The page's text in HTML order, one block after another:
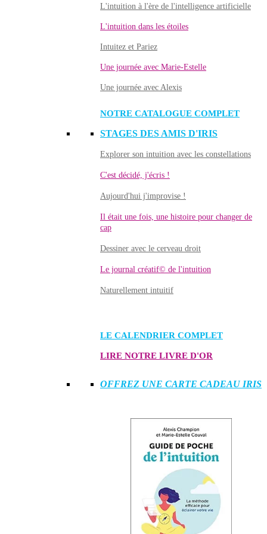
L'intuition à l'ère de l'intelligence artificielle
L'intuition dans les étoiles
Intuitez et Pariez
Une journée avec Marie-Estelle
Une journée avec Alexis
NOTRE CATALOGUE COMPLET
STAGES DES AMIS D'IRIS
Explorer son intuition avec les constellations
C'est décidé, j'écris !
Aujourd'hui j'improvise !
Il était une fois, une histoire pour changer de
cap
Dessiner avec le cerveau droit
Le journal créatif© de l'intuition
Naturellement intuitif
LE CALENDRIER COMPLET
LIRE NOTRE LIVRE D'OR
OFFREZ UNE CARTE CADEAU IRIS